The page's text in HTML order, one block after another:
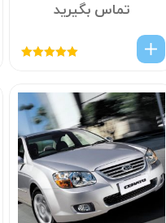
تماس بگیرید